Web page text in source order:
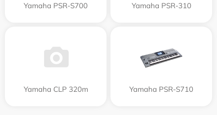
Yamaha PSR-S700 Yamaha PSR-310
Yamaha CLP 320m Yamaha PSR-S710